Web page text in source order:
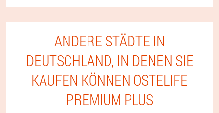
ANDERE STÄDTE IN
DEUTSCHLAND, IN DENEN SIE
KAUFEN KÖNNEN OSTELIFE
PREMIUM PLUS